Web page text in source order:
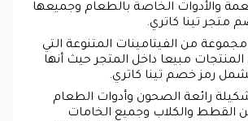
والأدوات الخاصة بالطعام وجميعها
تينا كاتري.
من الفيتامينات المتنوعة التي
مبيعا داخل المتجر حيث أنها
رمز خصم تينا كاتري.
رائعة الصحون وأدوات الطعام
القطط والكلاب وجميع الخامات